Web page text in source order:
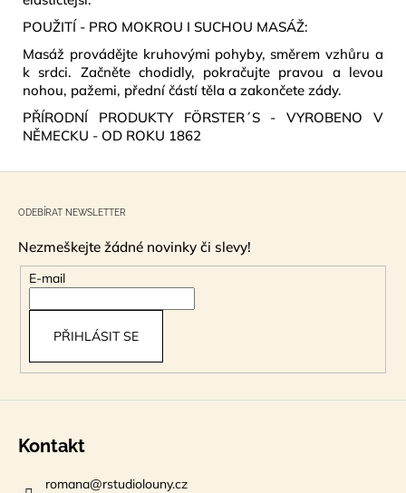
POUŽITÍ - PRO MOKROU I SUCHOU MASÁŽ:
Masáž provádějte kruhovými pohyby, směrem vzhůru a
k srdci. Začněte chodidly, pokračujte pravou a levou
nohou, pažemi, přední částí těla a zakončete zády.
PŘÍRODNÍ PRODUKTY FÖRSTER´S - VYROBENO V
NĚMECKU - OD ROKU 1862
ODEBÍRAT NEWSLETTER
Nezmeškejte žádné novinky či slevy!
E-mail
PŘIHLÁSIT SE
Kontakt
romana@rstudiolouny.cz